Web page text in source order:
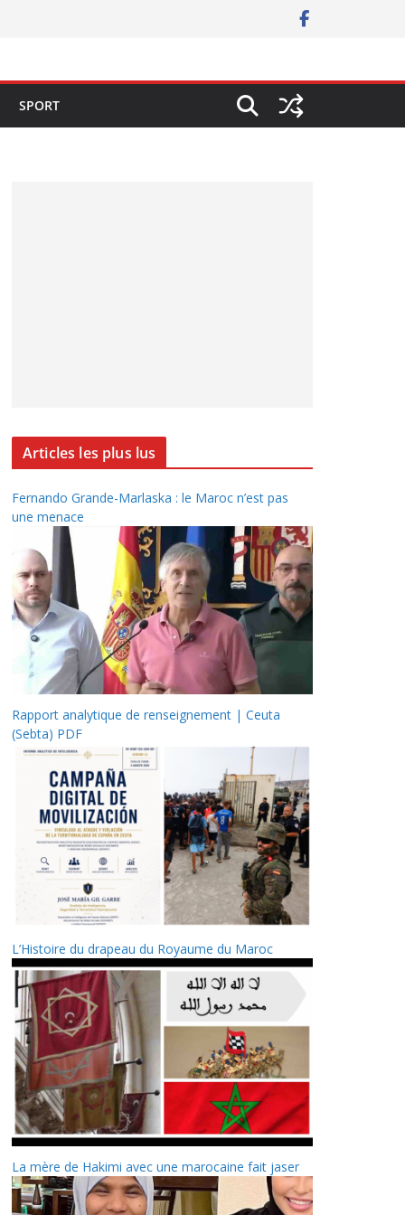
SPORT
Articles les plus lus
Fernando Grande-Marlaska : le Maroc n’est pas
une menace
Rapport analytique de renseignement | Ceuta
(Sebta) PDF
L’Histoire du drapeau du Royaume du Maroc
La mère de Hakimi avec une marocaine fait jaser